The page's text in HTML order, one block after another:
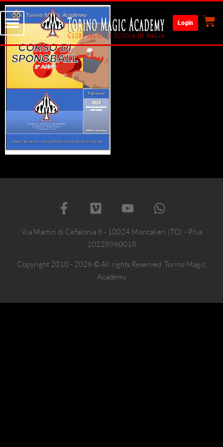
Login
Via Martiri di Cefalonia 8 - 10024 Moncalieri (TO) - P.Iva
10228960018
Copyright 2010 - 2026 © All rights Reserved. Torino Magic
Academy